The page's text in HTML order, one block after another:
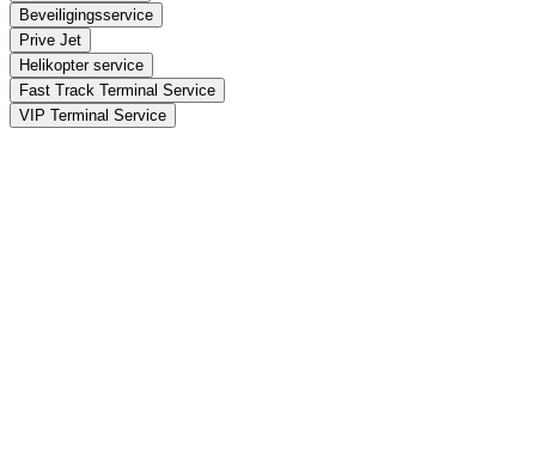
Beveiligingsservice
Prive Jet
Helikopter service
Fast Track Terminal Service
VIP Terminal Service